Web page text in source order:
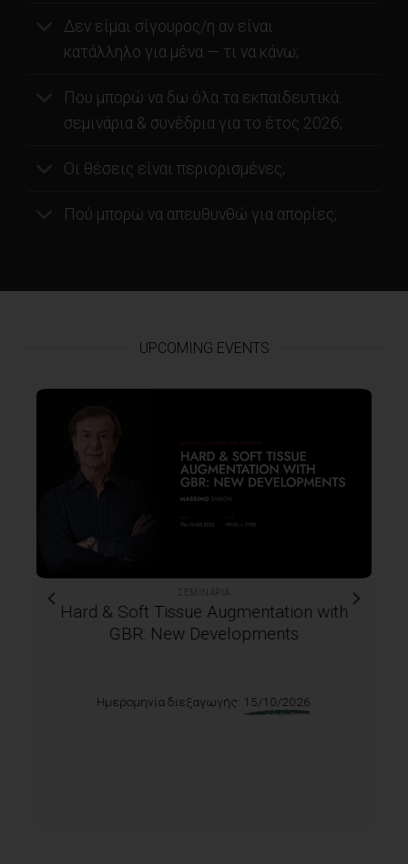
Δεν είμαι σίγουρος/η αν είναι
κατάλληλο για μένα — τι να κάνω;
Που μπορώ να δω όλα τα εκπαιδευτικά
σεμινάρια & συνέδρια για το έτος 2026;
Οι θέσεις είναι περιορισμένες;
Πού μπορώ να απευθυνθώ για απορίες;
UPCOMING EVENTS
ΣΕΜΙΝΆΡΙΑ
Hard & Soft Tissue Augmentation with
GBR: New Developments
Ημερομηνία διεξαγωγής: 15/10/2026